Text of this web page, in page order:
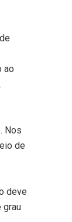
ao
Nos
de
deve
grau